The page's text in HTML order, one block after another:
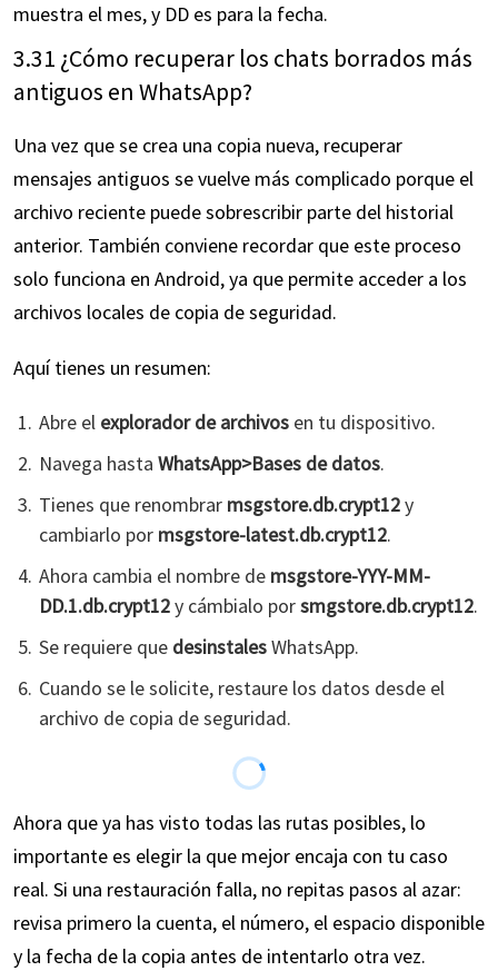
muestra el mes, y DD es para la fecha.
3.31 ¿Cómo recuperar los chats borrados más
antiguos en WhatsApp?
Una vez que se crea una copia nueva, recuperar
mensajes antiguos se vuelve más complicado porque el
archivo reciente puede sobrescribir parte del historial
anterior. También conviene recordar que este proceso
solo funciona en Android, ya que permite acceder a los
archivos locales de copia de seguridad.
Aquí tienes un resumen:
Abre el explorador de archivosen tu dispositivo.
Navega hasta WhatsApp>Bases de datos.
Tienes que renombrar msgstore.db.crypt12y
cambiarlo por msgstore-latest.db.crypt12.
Ahora cambia el nombre de msgstore-YYY-MM-
DD.1.db.crypt12y cámbialo porsmgstore.db.crypt12.
Se requiere que desinstalesWhatsApp.
Cuando se le solicite, restaure los datos desde el
archivo de copia de seguridad.
Ahora que ya has visto todas las rutas posibles, lo
importante es elegir la que mejor encaja con tu caso
real. Si una restauración falla, no repitas pasos al azar:
revisa primero la cuenta, el número, el espacio disponible
y la fecha de la copia antes de intentarlo otra vez.